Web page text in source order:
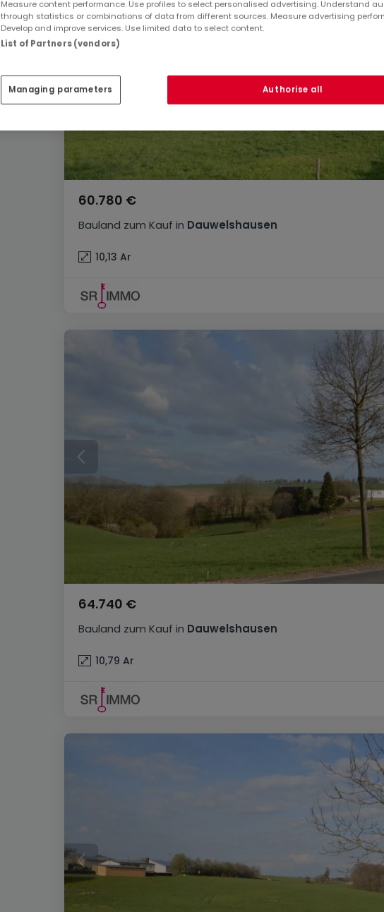
Bauland zum Kauf in Dauwelshausen
60.780 €
10,13 Ar
Bauland zum Kauf in Dauwelshausen
64.740 €
10,79 Ar
Measure content performance. Use profiles to select personalised advertising. Understand
through statistics or combinations of data from different sources. Measure advertising
Develop and improve services. Use limited data to select content.
List of Partners (vendors)
Managing parameters Authorise all